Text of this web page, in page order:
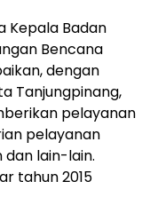
Kepala Badan
Bencana
dengan
Tanjungpinang,
pelayanan
pelayanan
lain-lain.
tahun 2015